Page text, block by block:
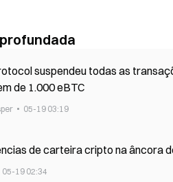
suspendeu todas as
de 1.000 eBTC
05-19 03:19
de carteira cripto na âncora
05-19 02:34